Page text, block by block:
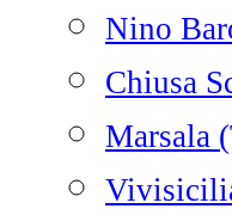
Nino
Chiusa
Marsala